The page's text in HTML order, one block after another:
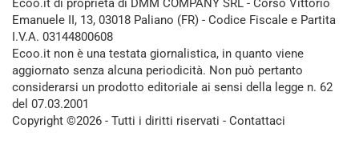
Emanuele II, 13, 03018 Paliano (FR) - Codice Fiscale e Partita
I.V.A. 03144800608
Ecoo.it non è una testata giornalistica, in quanto viene
aggiornato senza alcuna periodicità. Non può pertanto
considerarsi un prodotto editoriale ai sensi della legge n. 62
del 07.03.2001
Copyright ©2026 - Tutti i diritti riservati - Contattaci